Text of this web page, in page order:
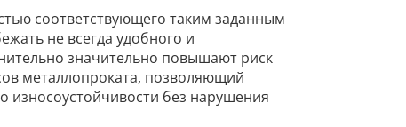
соответствующего таким заданным
не всегда удобного и
значительно повышают риск
металлопроката, позволяющий
износоустойчивости без нарушения